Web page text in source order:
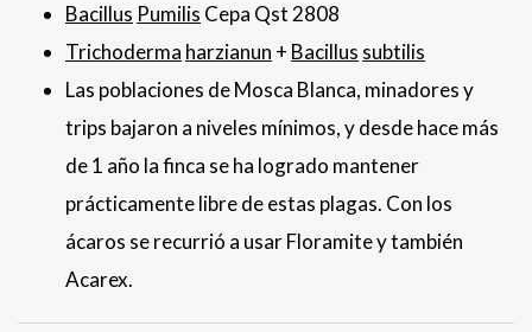
Bacillus Pumilis Cepa Qst 2808
Trichoderma harzianun + Bacillus subtilis
Las poblaciones de Mosca Blanca, minadores y
trips bajaron a niveles mínimos, y desde hace más
de 1 año la finca se ha logrado mantener
prácticamente libre de estas plagas. Con los
ácaros se recurrió a usar Floramite y también
Acarex.